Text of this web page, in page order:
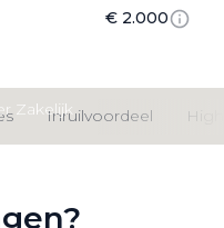
Zakelijk
€ 2.000
Inruilvoordeel